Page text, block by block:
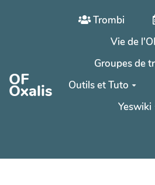
Aller au contenu principal
OF
Oxalis
Trombi
Vie de
Groupes de
Outils et Tuto
Yeswiki